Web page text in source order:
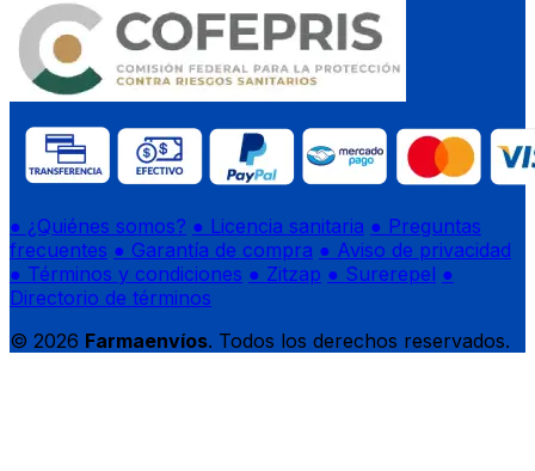
● ¿Quiénes somos? ● Licencia sanitaria ● Preguntas
frecuentes ● Garantía de compra ● Aviso de privacidad
● Términos y condiciones ● Zitzap ● Surerepel ●
Directorio de términos
© 2026 Farmaenvíos. Todos los derechos reservados.